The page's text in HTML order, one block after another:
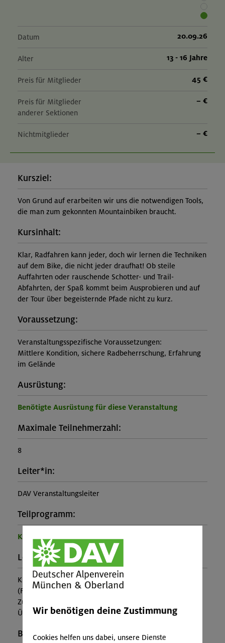
Datum 20.09.26
Alter 13 - 16 Jahre
Preis für Mitglieder 45 €
Preis für Mitglieder
anderer Sektionen
– €
Nichtmitglieder – €
Kursziel:
Von Grund auf erarbeiten wir uns die notwendigen Tools,
die man zum gekonnten Mountainbiken braucht.
Kursinhalt:
Klar, Radfahren kann jeder, doch wir lernen die Techniken
auf dem Bike, die nicht jeder draufhat! Ob steile
Auffahrten oder rauschende Schotter- und Trail-
Abfahrten, der Spaß kommt beim Ausprobieren und auf
der Tour über begeisternde Pfade nicht zu kurz.
Voraussetzung:
Veranstaltungsspezifische Voraussetzungen:
Mittlere Kondition, sichere Radbeherrschung, Erfahrung
im Gelände
Ausrüstung:
Benötigte Ausrüstung für diese Veranstaltung
Maximale Teilnehmerzahl:
8
Leiter*in:
DAV Veranstaltungsleiter
Teilprogramm:
Kinder- und Jugendprogramm
Leistung:
Kursbetreuung
(Falls nicht in den Leistungen inbegriffen, fallen
Zusatzkosten für z.B. An- und Abreise, Verpflegung,
Übernachtung oder Skipass an.)
Buchungscode:
Wir benötigen deine Zustimmung
Cookies helfen uns dabei, unsere Dienste